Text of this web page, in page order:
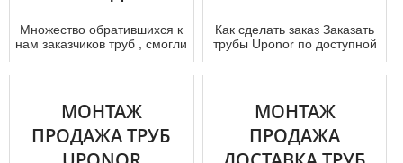
Множество обратившихся к
нам заказчиков тpуб , смогли
Как сделать заказ Заказать
тpубы Uponor по доступной
МОНТАЖ
ПРОДАЖА ТРУБ
МОНТАЖ
ПРОДАЖА